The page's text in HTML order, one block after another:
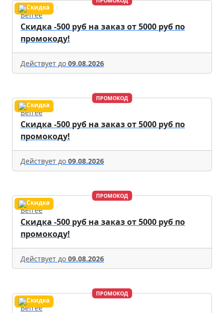
Befree
Скидка -500 руб на заказ от 5000 руб по
промокоду!
Действует до 09.08.2026
ПРОМОКОД
Befree
Скидка -500 руб на заказ от 5000 руб по
промокоду!
Действует до 09.08.2026
ПРОМОКОД
Befree
Скидка -500 руб на заказ от 5000 руб по
промокоду!
Действует до 09.08.2026
ПРОМОКОД
Befree